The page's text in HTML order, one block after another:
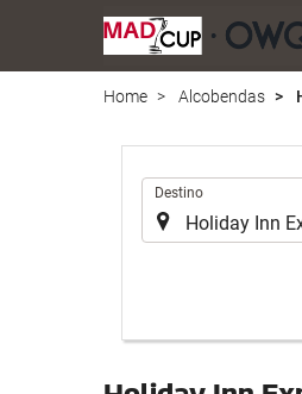
Home Alcobendas
Destino